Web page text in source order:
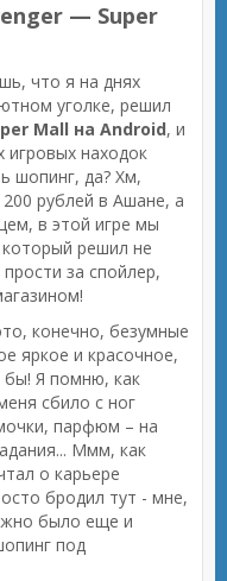
— Super
что я на днях
уголке, решил
Mall на Android, и
игровых находок
шопинг, да? Хм,
рублей в Ашане, а
в этой игре мы
решил не
за спойлер,
конечно, безумные
яркое и красочное,
бы! Я помню, как
сбило с ног
парфюм – на
Ммм, как
о карьере
бродил тут - мне,
было еще и
под